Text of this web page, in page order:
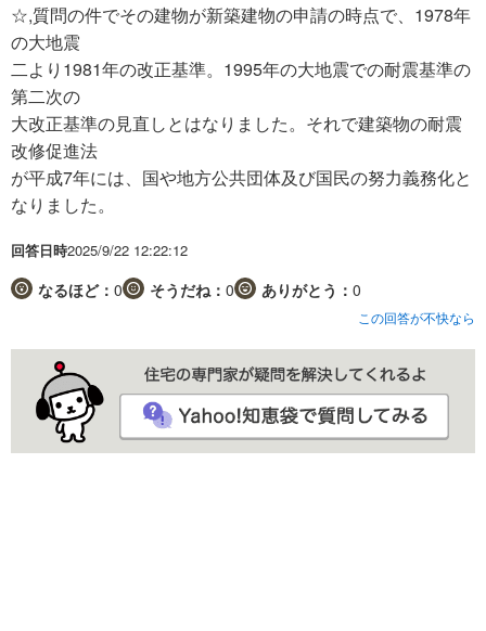
☆,質問の件でその建物が新築建物の申請の時点で、1978年
の大地震
二より1981年の改正基準。1995年の大地震での耐震基準の
第二次の
大改正基準の見直しとはなりました。それで建築物の耐震
改修促進法
が平成7年には、国や地方公共団体及び国民の努力義務化と
なりました。
回答日時2025/9/22 12:22:12
なるほど： 0 そうだね： 0 ありがとう： 0
この回答が不快なら